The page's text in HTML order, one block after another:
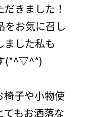
きました！
をお気に召し
ました私も
(*^▽^*)
椅子や小物使
てもお洒落な